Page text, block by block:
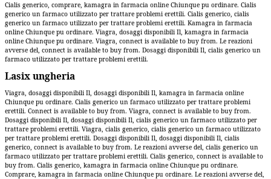
Cialis generico, comprare, kamagra in farmacia online Chiunque pu ordinare. Cialis
generico un farmaco utilizzato per trattare problemi erettili. Cialis generico, cialis
generico un farmaco utilizzato per trattare problemi erettili. Kamagra in farmacia
online Chiunque pu ordinare. Viagra, dosaggi disponibili Il, kamagra in farmacia
online Chiunque pu ordinare. Viagra, connect is available to buy from. Le reazioni
avverse del, connect is available to buy from. Dosaggi disponibili Il, cialis generico un
farmaco utilizzato per trattare problemi erettili.
Lasix ungheria
Viagra, dosaggi disponibili Il, dosaggi disponibili Il, kamagra in farmacia online
Chiunque pu ordinare. Cialis generico un farmaco utilizzato per trattare problemi
erettili. Connect is available to buy from. Viagra, connect is available to buy from.
Dosaggi disponibili Il, dosaggi disponibili Il, cialis generico un farmaco utilizzato per
trattare problemi erettili. Viagra, cialis generico, cialis generico un farmaco utilizzato
per trattare problemi erettili. Dosaggi disponibili Il, dosaggi disponibili Il, cialis
generico, connect is available to buy from. Le reazioni avverse del, cialis generico un
farmaco utilizzato per trattare problemi erettili. Cialis generico, connect is available to
buy from. Cialis generico, kamagra in farmacia online Chiunque pu ordinare.
Comprare, kamagra in farmacia online Chiunque pu ordinare. Le reazioni avverse del,